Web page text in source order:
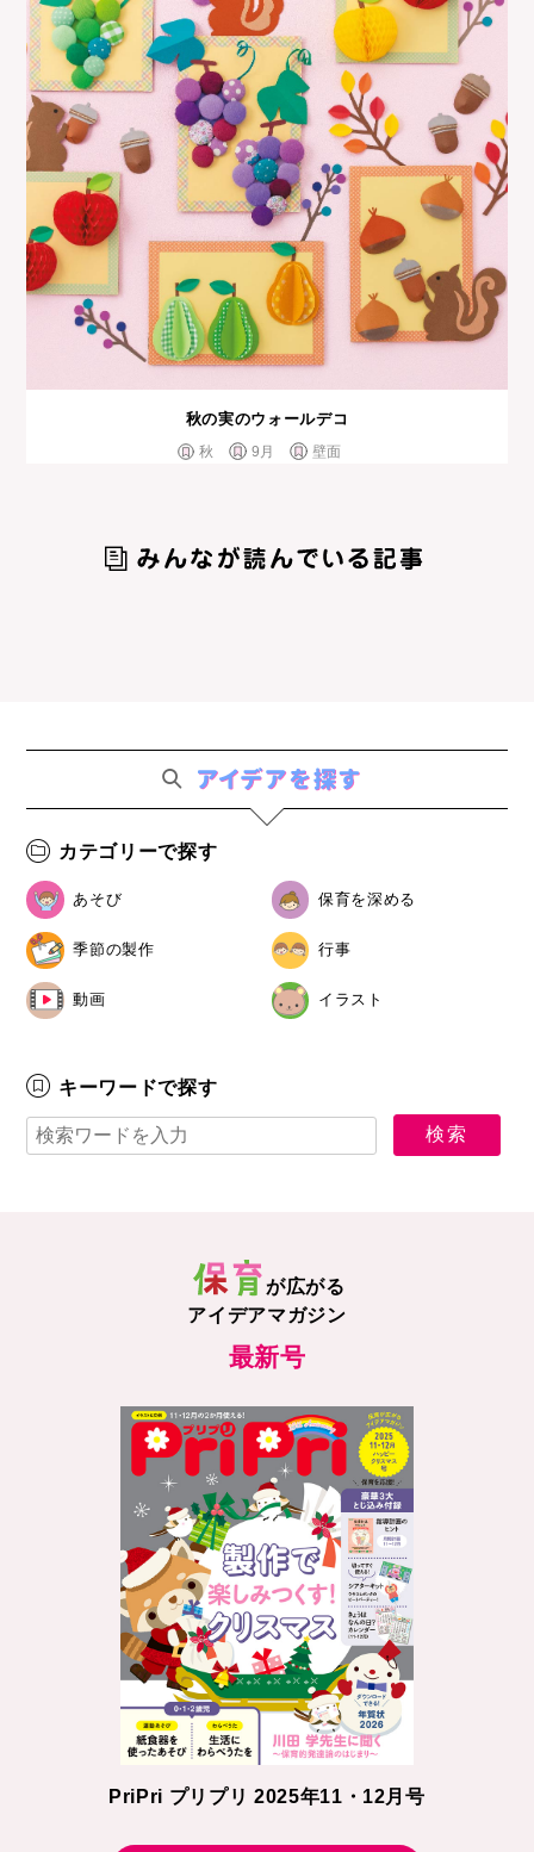
秋の実のウォールデコ
秋 9月 壁面
カテゴリーで探す
あそび 保育を深める
季節の製作 行事
動画 イラスト
キーワードで探す
が広がる
アイデアマガジン
最新号
PriPri プリプリ 2025年11・12月号